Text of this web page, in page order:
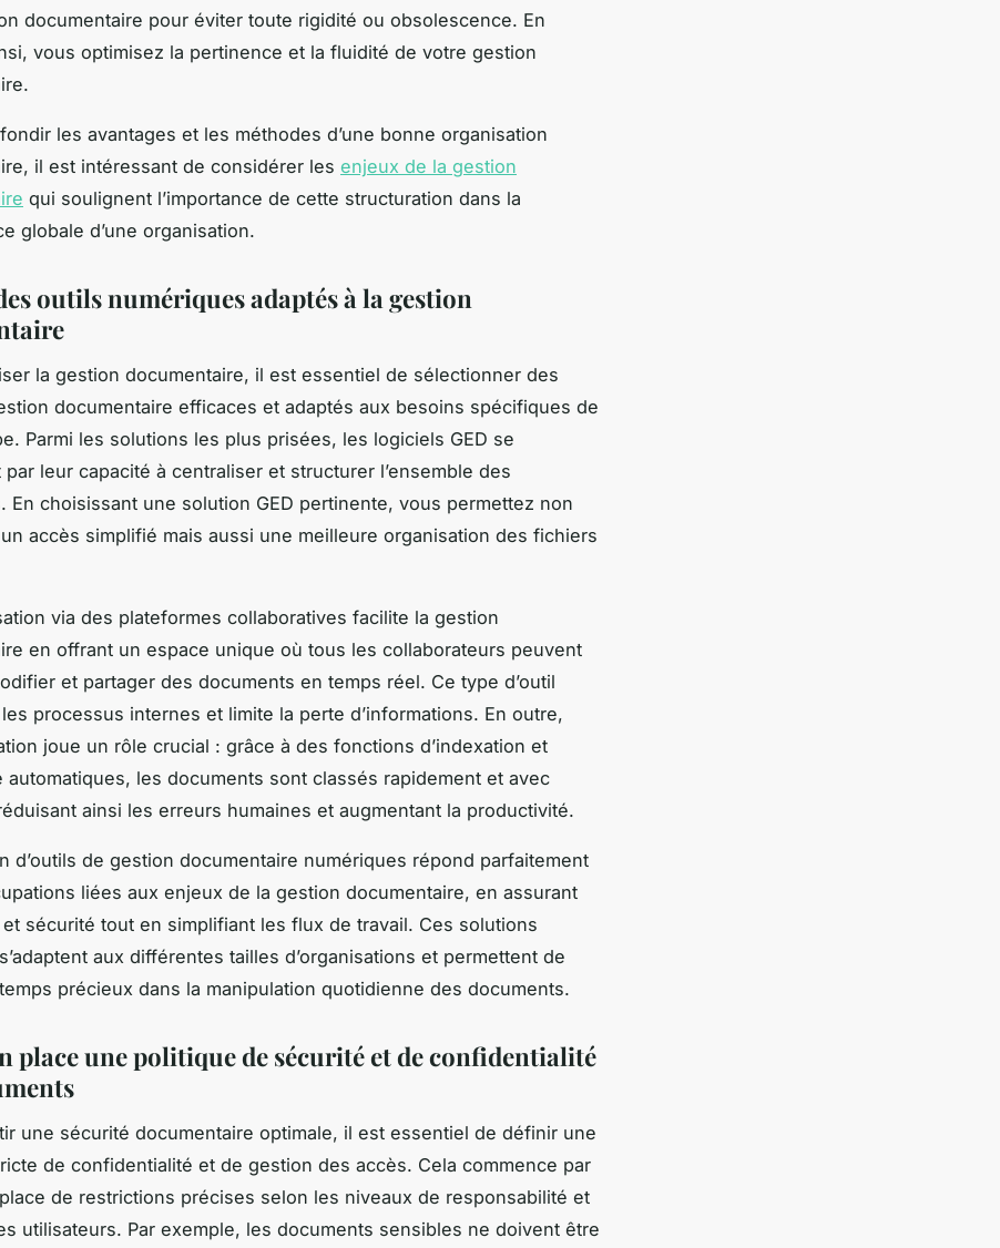
documentaire pour éviter toute rigidité ou obsolescence. En
vous optimisez la pertinence et la fluidité de votre gestion
les avantages et les méthodes d’une bonne organisation
il est intéressant de considérer les enjeux de la gestion
qui soulignent l’importance de cette structuration dans la
globale d’une organisation.
outils numériques adaptés à la gestion
la gestion documentaire, il est essentiel de sélectionner des
documentaire efficaces et adaptés aux besoins spécifiques de
Parmi les solutions les plus prisées, les logiciels GED se
leur capacité à centraliser et structurer l’ensemble des
En choisissant une solution GED pertinente, vous permettez non
accès simplifié mais aussi une meilleure organisation des fichiers
via des plateformes collaboratives facilite la gestion
en offrant un espace unique où tous les collaborateurs peuvent
et partager des documents en temps réel. Ce type d’outil
processus internes et limite la perte d’informations. En outre,
joue un rôle crucial : grâce à des fonctions d’indexation et
automatiques, les documents sont classés rapidement et avec
ainsi les erreurs humaines et augmentant la productivité.
d’outils de gestion documentaire numériques répond parfaitement
liées aux enjeux de la gestion documentaire, en assurant
sécurité tout en simplifiant les flux de travail. Ces solutions
aux différentes tailles d’organisations et permettent de
précieux dans la manipulation quotidienne des documents.
place une politique de sécurité et de confidentialité
une sécurité documentaire optimale, il est essentiel de définir une
de confidentialité et de gestion des accès. Cela commence par
de restrictions précises selon les niveaux de responsabilité et
utilisateurs. Par exemple, les documents sensibles ne doivent être